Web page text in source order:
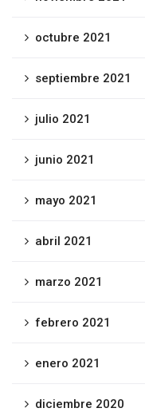
octubre 2021
septiembre 2021
julio 2021
junio 2021
mayo 2021
abril 2021
marzo 2021
febrero 2021
enero 2021
diciembre 2020